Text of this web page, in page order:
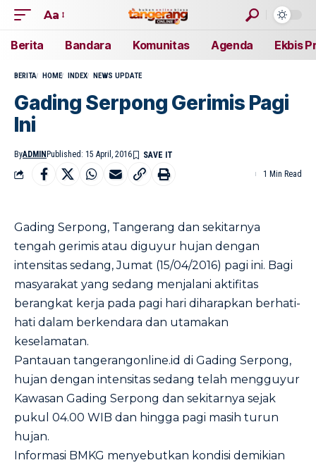
Aa
Berita Bandara Komunitas Agenda Ekbis
BERITA HOME INDEX NEWS UPDATE
Gading Serpong Gerimis Pagi
Ini
ByADMIN Published: 15 April, 2016
1 Min Read
Gading Serpong, Tangerang dan sekitarnya
tengah gerimis atau diguyur hujan dengan
intensitas sedang, Jumat (15/04/2016) pagi ini. Bagi
masyarakat yang sedang menjalani aktifitas
berangkat kerja pada pagi hari diharapkan berhati-
hati dalam berkendara dan utamakan
keselamatan.
Pantauan tangerangonline.id di Gading Serpong,
hujan dengan intensitas sedang telah mengguyur
Kawasan Gading Serpong dan sekitarnya sejak
pukul 04.00 WIB dan hingga pagi masih turun
hujan.
Informasi BMKG menyebutkan kondisi demikian